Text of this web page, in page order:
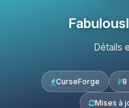
Détails
CurseForge 8
Mises à